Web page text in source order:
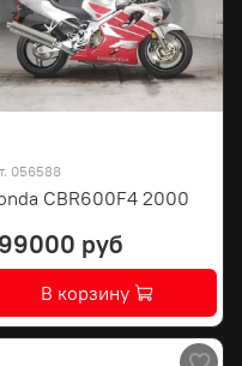
056588
CBR600F4 2000
руб
В корзину